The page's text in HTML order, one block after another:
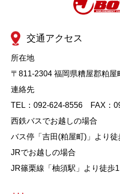
交通アクセス
所在地
〒811-2304 福岡県糟屋郡粕屋
連絡先
TEL：092-624-8556 FAX：
西鉄バスでお越しの場合
バス停「吉田(粕屋町)」より徒
JRでお越しの場合
JR篠栗線「柚須駅」より徒歩